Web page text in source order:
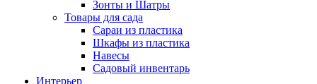
Зонты и Шатры
Товары для сада
Сараи из пластика
Шкафы из пластика
Навесы
Садовый инвентарь
Интерьер